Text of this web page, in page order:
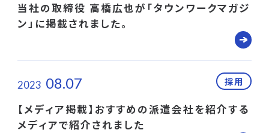
当社の取締役 高橋広也が「タウンワークマガジ
ン」に掲載されました。
2023 08.07 採用
【メディア掲載】おすすめの派遣会社を紹介する
メディアで紹介されました